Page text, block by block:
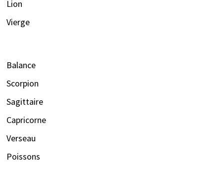
Lion
Vierge
Balance
Scorpion
Sagittaire
Capricorne
Verseau
Poissons